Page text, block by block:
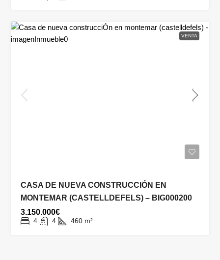
VENTA
CASA DE NUEVA CONSTRUCCIÓN EN
MONTEMAR (CASTELLDEFELS) – BIG000200
3.150.000€
4 4 460 m²